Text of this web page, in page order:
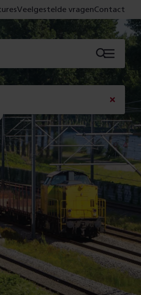
'Voor 't spoor naar morgen' laten
gebeurt en wat dat -
oplevert.
sluiten
Veelgestelde vragenContact
Menu